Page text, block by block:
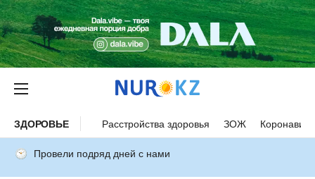
ЗДОРОВЬЕ Расстройства здоровья ЗОЖ
Провели подряд дней с нами